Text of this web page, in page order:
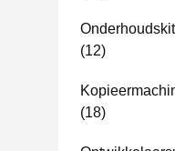
(12)
(18)